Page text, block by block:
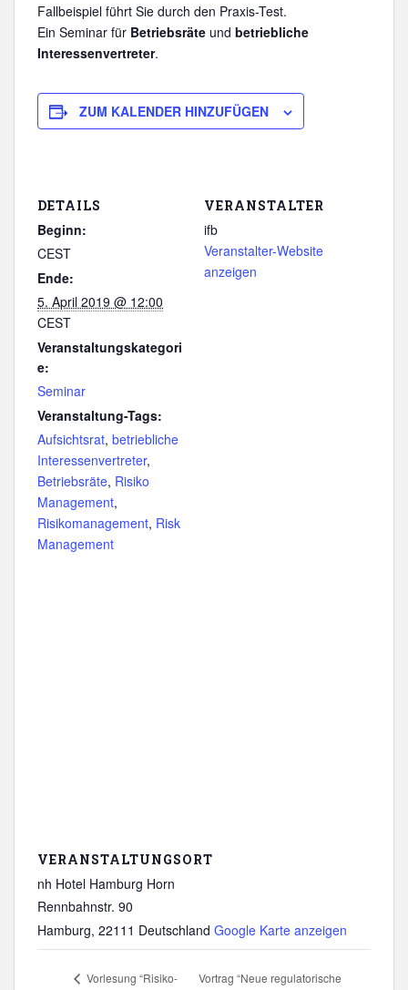
Fallbeispiel führt Sie durch den Praxis-Test.
Ein Seminar für Betriebsräte und betriebliche
Interessenvertreter.
ZUM KALENDER HINZUFÜGEN
DETAILS
Beginn:
CEST
Ende:
5. April 2019 @ 12:00
CEST
Veranstaltungskategori
e:
Seminar
Veranstaltung-Tags:
Aufsichtsrat, betriebliche
Interessenvertreter,
Betriebsräte, Risiko
Management,
Risikomanagement, Risk
Management
VERANSTALTER
ifb
Veranstalter-Website
anzeigen
VERANSTALTUNGSORT
nh Hotel Hamburg Horn
Rennbahnstr. 90
Hamburg, 22111 Deutschland Google Karte anzeigen
Vorlesung “Risiko-
Vortrag “Neue regulatorische